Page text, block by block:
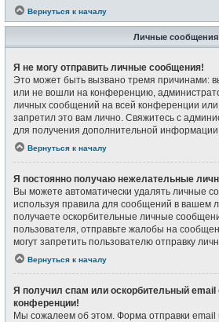
Вернуться к началу
Личные сообщения
Я не могу отправить личные сообщения!
Это может быть вызвано тремя причинами:
или не вошли на конференцию,
личных сообщений на всей конференции
запретил это вам лично. Свяжитесь с
для получения дополнительной
Вернуться к началу
Я постоянно получаю нежелательные
Вы можете автоматически удалять личные
используя правила для сообщений в вашем
получаете оскорбительные личные
пользователя, отправьте жалобы на
могут запретить пользователю отправку
Вернуться к началу
Я получил спам или оскорбительный email
конференции!
Мы сожалеем об этом. Форма отправки